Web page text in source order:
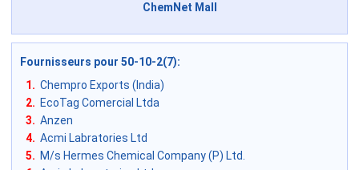
ChemNet Mall
Fournisseurs pour 50-10-2(7):
1. Chempro Exports (India)
2. EcoTag Comercial Ltda
3. Anzen
4. Acmi Labratories Ltd
5. M/s Hermes Chemical Company (P) Ltd.